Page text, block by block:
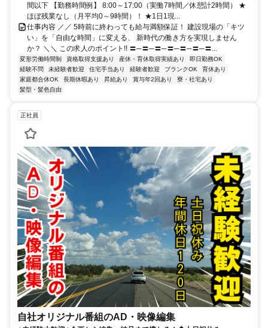
会社負担（食事付き） 期間：最短2～3日
間以下 【勤務時間例】 8:00～17:00（実働7時間／休憩計2時間） ★
ほぼ残業なし（月平均0～9時間）！ ★1日1現...
仕事内容 ／／ 5時前に終わっても給与満額保証！ 建設現場の「キツ
い」を「自由な時間」に変える、 新時代の働き方を実現しません
か？ ＼＼ この求人のポイント!! 〓─〓─〓─〓─〓─〓─〓...
変形労働時間制 資格取得支援あり 産休・育休取得実績あり
即日勤務OK
経験不問
未経験者歓迎 住宅手当あり 経験者歓迎 ブランクOK
育休あり
家庭都合休OK
長期休暇あり 昇給あり 賞与年2回あり
寮・社宅あり
髪型・髪色自由
正社員
自社オリジナル番組のAD・映像編集